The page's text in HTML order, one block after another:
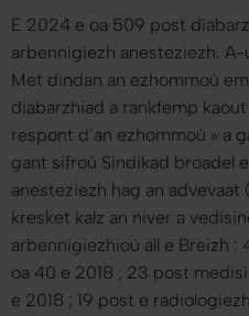
E 2024 e oa 509 post
arbennigiezh anesteziezh. A-
Met dindan an ezhommoù
diabarzhiad a rankfemp
respont d’an ezhommoù » a
gant sifroù Sindikad broadel
anesteziezh hag an advevaat
kresket kalz an niver a
arbennigiezhioù all e Breizh
oa 40 e 2018 ; 23 post
e 2018 ; 19 post e